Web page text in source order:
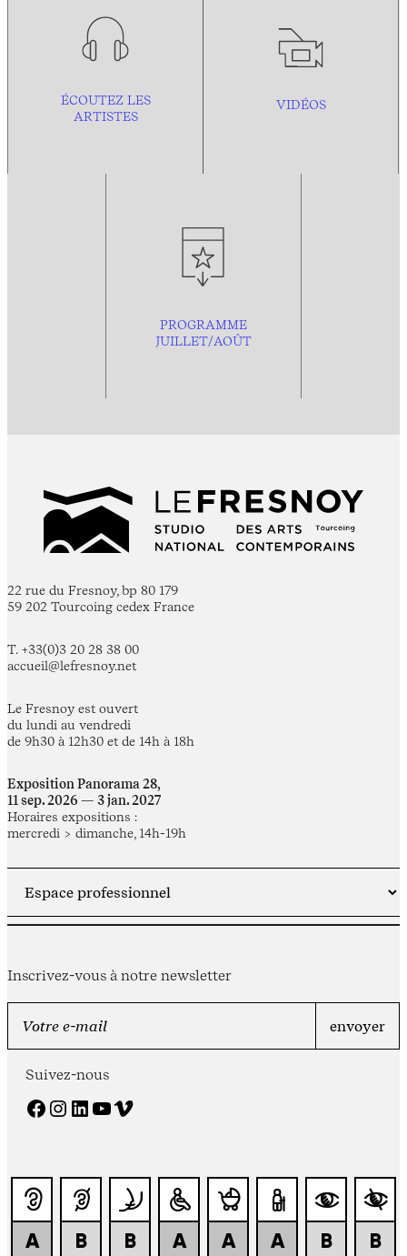
ÉCOUTEZ LES
ARTISTES
VIDÉOS
PROGRAMME
JUILLET/AOÛT
22 rue du Fresnoy, bp 80 179
59 202 Tourcoing cedex France
T. +33(0)3 20 28 38 00
accueil@lefresnoy.net
Le Fresnoy est ouvert
du lundi au vendredi
de 9h30 à 12h30 et de 14h à 18h
Exposition Panorama 28,
11 sep. 2026 — 3 jan. 2027
Horaires expositions :
mercredi > dimanche, 14h-19h
Inscrivez-vous à notre newsletter
Suivez-nous
Facebook Instagram LinkedIn YouTube Vimeo